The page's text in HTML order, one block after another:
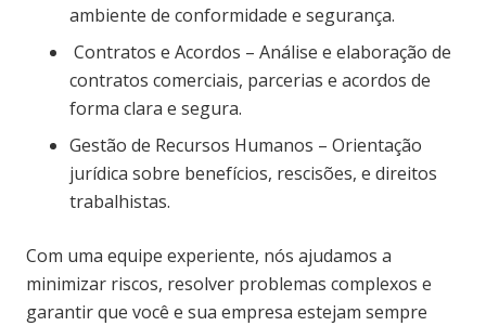
ambiente de conformidade e segurança.
Contratos e Acordos – Análise e elaboração de
contratos comerciais, parcerias e acordos de
forma clara e segura.
Gestão de Recursos Humanos – Orientação
jurídica sobre benefícios, rescisões, e direitos
trabalhistas.
Com uma equipe experiente, nós ajudamos a
minimizar riscos, resolver problemas complexos e
garantir que você e sua empresa estejam sempre